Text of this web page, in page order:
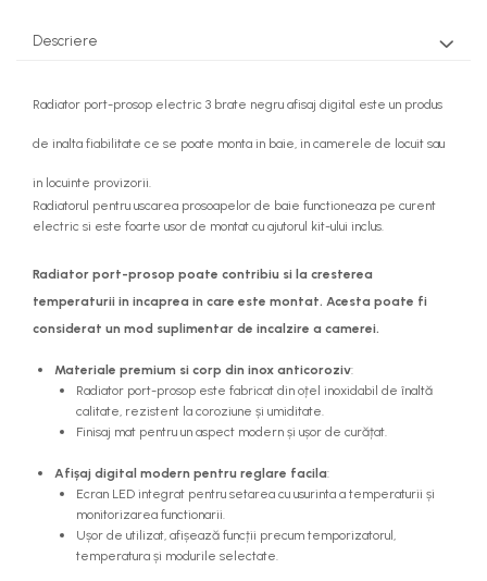
Descriere
Radiator port-prosop electric 3 brate negru afisaj digital este un produs
de inalta fiabilitate ce se poate monta in baie, in camerele de locuit sau
in locuinte provizorii.
Radiatorul pentru uscarea prosoapelor de baie functioneaza pe curent
electric si este foarte usor de montat cu ajutorul kit-ului inclus.
Radiator port-prosop poate contribiu si la cresterea
temperaturii in incaprea in care este montat. Acesta poate fi
considerat un mod suplimentar de incalzire a camerei.
Materiale premium si corp din inox anticoroziv:
Radiator port-prosop este fabricat din oțel inoxidabil de înaltă
calitate, rezistent la coroziune și umiditate.
Finisaj mat pentru un aspect modern și ușor de curățat.
Afișaj digital modern pentru reglare facila:
Ecran LED integrat pentru setarea cu usurinta a temperaturii și
monitorizarea functionarii.
Ușor de utilizat, afișează funcții precum temporizatorul,
temperatura și modurile selectate.